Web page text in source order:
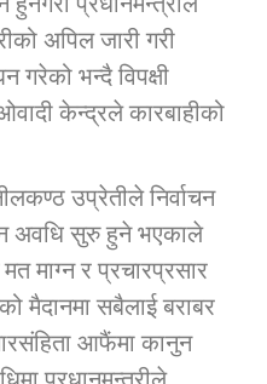
लैङ्गिक हिंसा
जुम्लाको सूचना
अपिल जारी गरी
गरेको भन्दै विपक्षी
केन्द्रले कारबाहीको
उप्रेतीले निर्वाचन
अवधि सुरु हुने भएकाले
माग्न र प्रचारप्रसार
मैदानमा सबैलाई बराबर
आफैंमा कानुन